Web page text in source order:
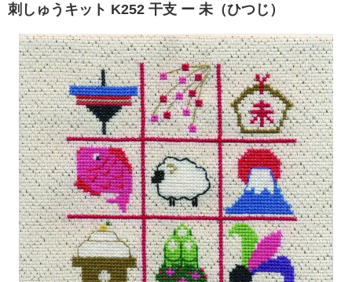
刺しゅうキット K252 干支 ー 未（ひつじ）